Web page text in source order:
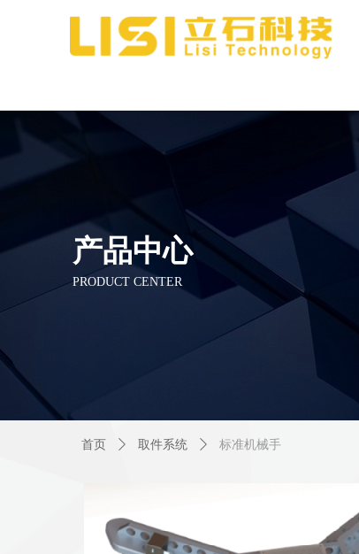
PRODUCT CENTER
产品中心
首页 ꄲ 取件系统 ꄲ 标准机械手